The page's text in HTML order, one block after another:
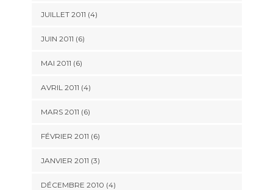
JUILLET 2011 (4)
JUIN 2011 (6)
MAI 2011 (6)
AVRIL 2011 (4)
MARS 2011 (6)
FÉVRIER 2011 (6)
JANVIER 2011 (3)
DÉCEMBRE 2010 (4)